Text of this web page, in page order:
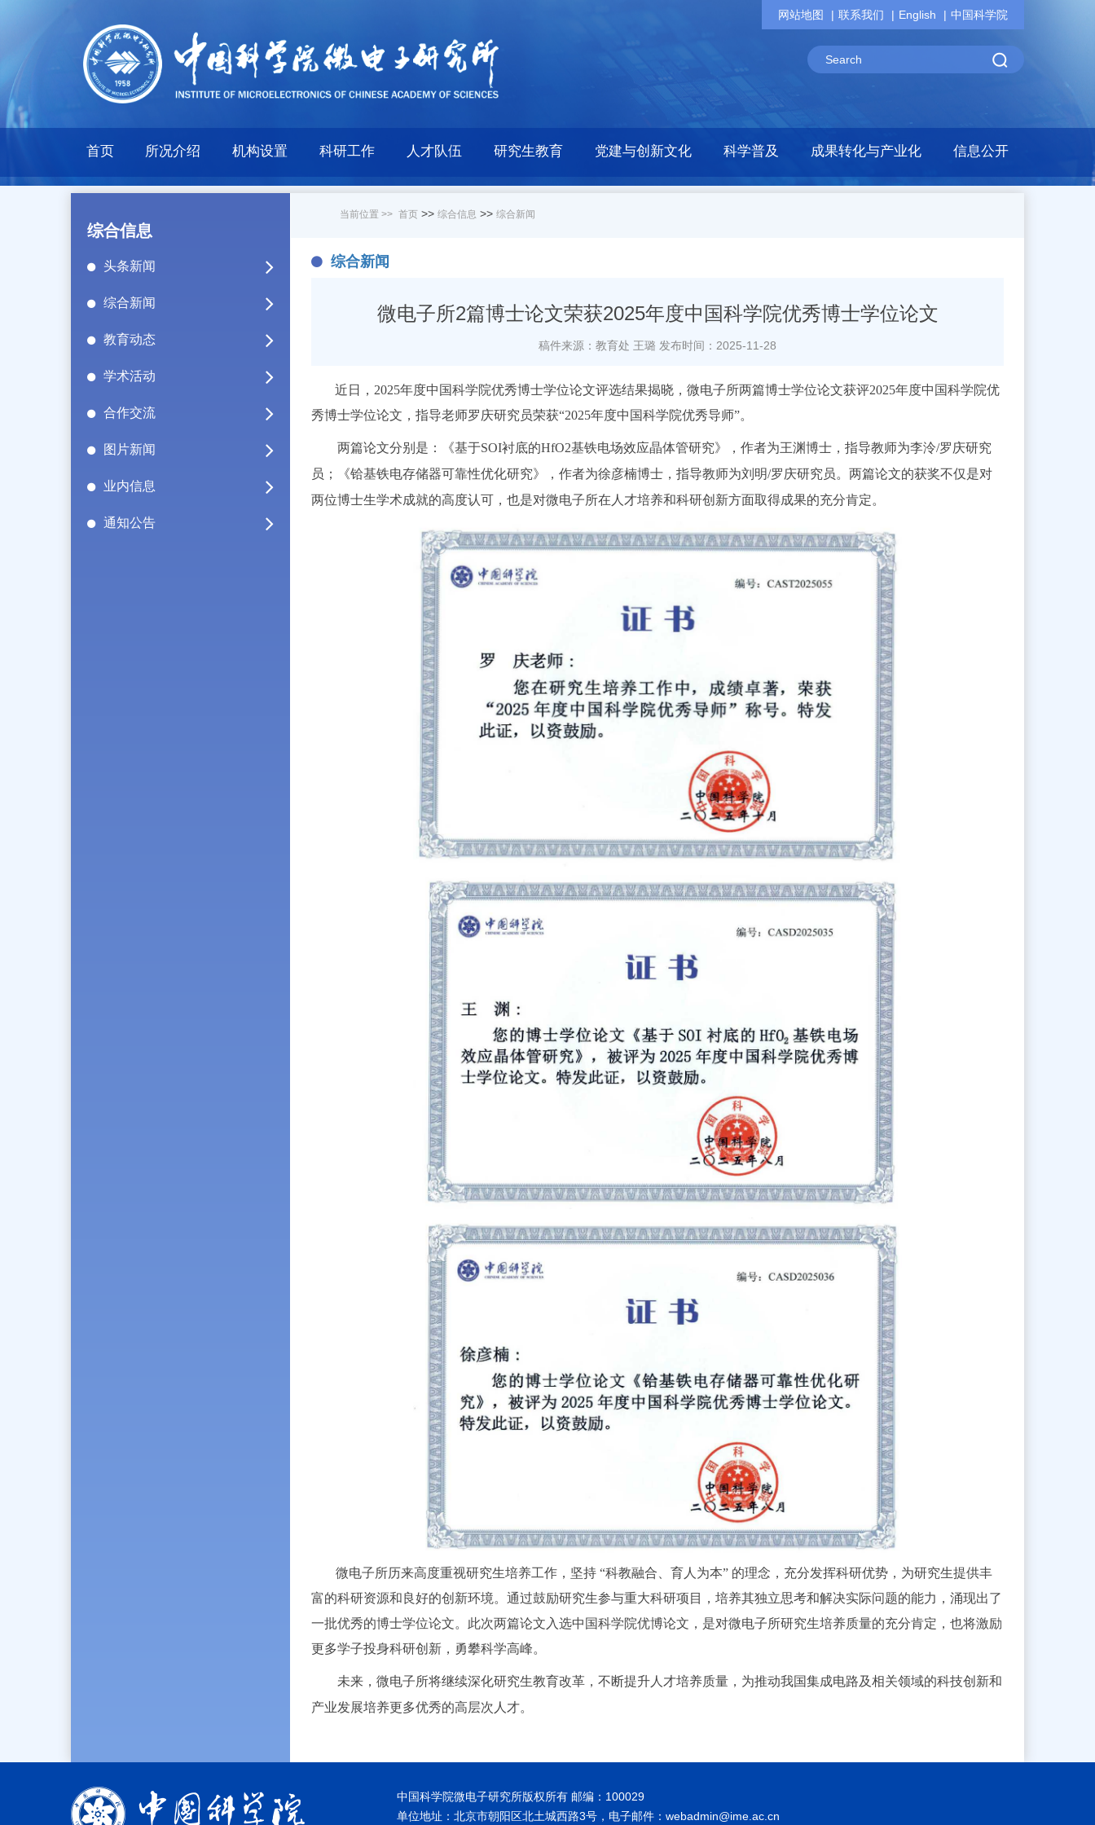
网站地图 联系我们 English 中国科学院
首页 所况介绍 机构设置 科研工作 人才队伍 研究生教育 党建与创新文化 科学普及 成果转化与产业化 信息公开
综合信息
头条新闻
综合新闻
教育动态
学术活动
合作交流
图片新闻
业内信息
通知公告
当前位置 >> 首页 >> 综合信息 >> 综合新闻
综合新闻
微电子所2篇博士论文荣获2025年度中国科学院优秀博士学位论文
稿件来源：教育处 王璐 发布时间：2025-11-28
近日，2025年度中国科学院优秀博士学位论文评选结果揭晓，微电子所两篇博士学位论文获评2025年度中国科学院优
秀博士学位论文，指导老师罗庆研究员荣获“2025年度中国科学院优秀导师”。
两篇论文分别是：《基于SOI衬底的HfO2基铁电场效应晶体管研究》，作者为王渊博士，指导教师为李泠/罗庆研究
员；《铪基铁电存储器可靠性优化研究》，作者为徐彦楠博士，指导教师为刘明/罗庆研究员。两篇论文的获奖不仅是对
两位博士生学术成就的高度认可，也是对微电子所在人才培养和科研创新方面取得成果的充分肯定。
微电子所历来高度重视研究生培养工作，坚持 “科教融合、育人为本” 的理念，充分发挥科研优势，为研究生提供丰
富的科研资源和良好的创新环境。通过鼓励研究生参与重大科研项目，培养其独立思考和解决实际问题的能力，涌现出了
一批优秀的博士学位论文。此次两篇论文入选中国科学院优博论文，是对微电子所研究生培养质量的充分肯定，也将激励
更多学子投身科研创新，勇攀科学高峰。
未来，微电子所将继续深化研究生教育改革，不断提升人才培养质量，为推动我国集成电路及相关领域的科技创新和
产业发展培养更多优秀的高层次人才。
中国科学院微电子研究所版权所有 邮编：100029
单位地址：北京市朝阳区北土城西路3号，电子邮件：webadmin@ime.ac.cn